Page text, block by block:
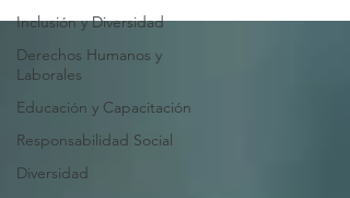
Inclusión y Diversidad
Derechos Humanos y
Laborales
Educación y Capacitación
Responsabilidad Social
Diversidad